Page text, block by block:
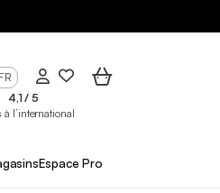
4,1 / 5
l’international
Espace Pro